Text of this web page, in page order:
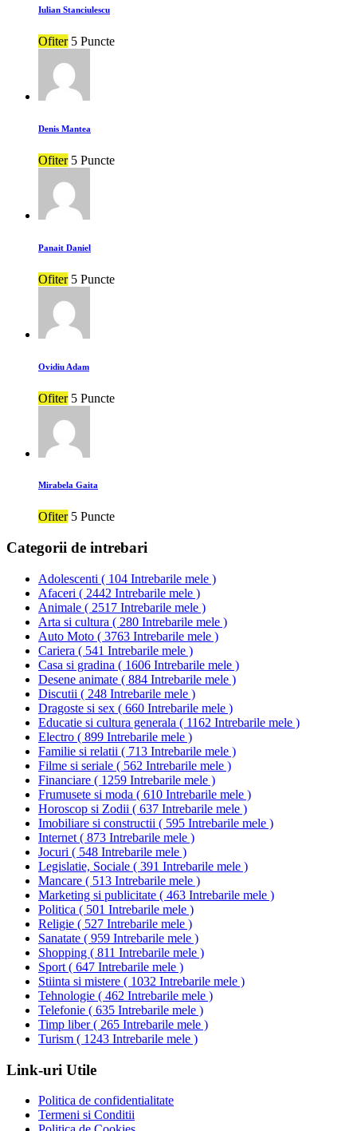
Iulian Stanciulescu
Ofiter 5 Puncte
Denis Mantea
Ofiter 5 Puncte
Panait Daniel
Ofiter 5 Puncte
Ovidiu Adam
Ofiter 5 Puncte
Mirabela Gaita
Ofiter 5 Puncte
Categorii de intrebari
Adolescenti ( 104 Intrebarile mele )
Afaceri ( 2442 Intrebarile mele )
Animale ( 2517 Intrebarile mele )
Arta si cultura ( 280 Intrebarile mele )
Auto Moto ( 3763 Intrebarile mele )
Cariera ( 541 Intrebarile mele )
Casa si gradina ( 1606 Intrebarile mele )
Desene animate ( 884 Intrebarile mele )
Discutii ( 248 Intrebarile mele )
Dragoste si sex ( 660 Intrebarile mele )
Educatie si cultura generala ( 1162 Intrebarile mele )
Electro ( 899 Intrebarile mele )
Familie si relatii ( 713 Intrebarile mele )
Filme si seriale ( 562 Intrebarile mele )
Financiare ( 1259 Intrebarile mele )
Frumusete si moda ( 610 Intrebarile mele )
Horoscop si Zodii ( 637 Intrebarile mele )
Imobiliare si constructii ( 595 Intrebarile mele )
Internet ( 873 Intrebarile mele )
Jocuri ( 548 Intrebarile mele )
Legislatie, Sociale ( 391 Intrebarile mele )
Mancare ( 513 Intrebarile mele )
Marketing si publicitate ( 463 Intrebarile mele )
Politica ( 501 Intrebarile mele )
Religie ( 527 Intrebarile mele )
Sanatate ( 959 Intrebarile mele )
Shopping ( 811 Intrebarile mele )
Sport ( 647 Intrebarile mele )
Stiinta si mistere ( 1032 Intrebarile mele )
Tehnologie ( 462 Intrebarile mele )
Telefonie ( 635 Intrebarile mele )
Timp liber( 265 Intrebarile mele )
Turism ( 1243 Intrebarile mele )
Link-uri Utile
Politica de confidentialitate
Termeni si Conditii